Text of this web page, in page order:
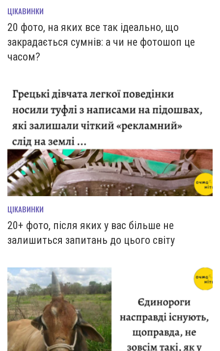
ЦІКАВИНКИ
20 фото, на яких все так ідеально, що
закрадається сумнів: а чи не фотошоп це
часом?
ЦІКАВИНКИ
20+ фото, після яких у вас більше не
залишиться запитань до цього світу